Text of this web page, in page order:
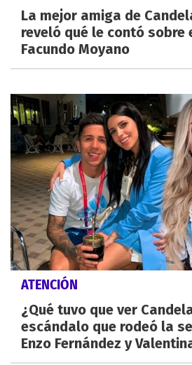
La mejor amiga de
reveló qué le contó sobre
Facundo Moyano
ATENCIÓN
¿Qué tuvo que ver
escándalo que rodeó la
Enzo Fernández y